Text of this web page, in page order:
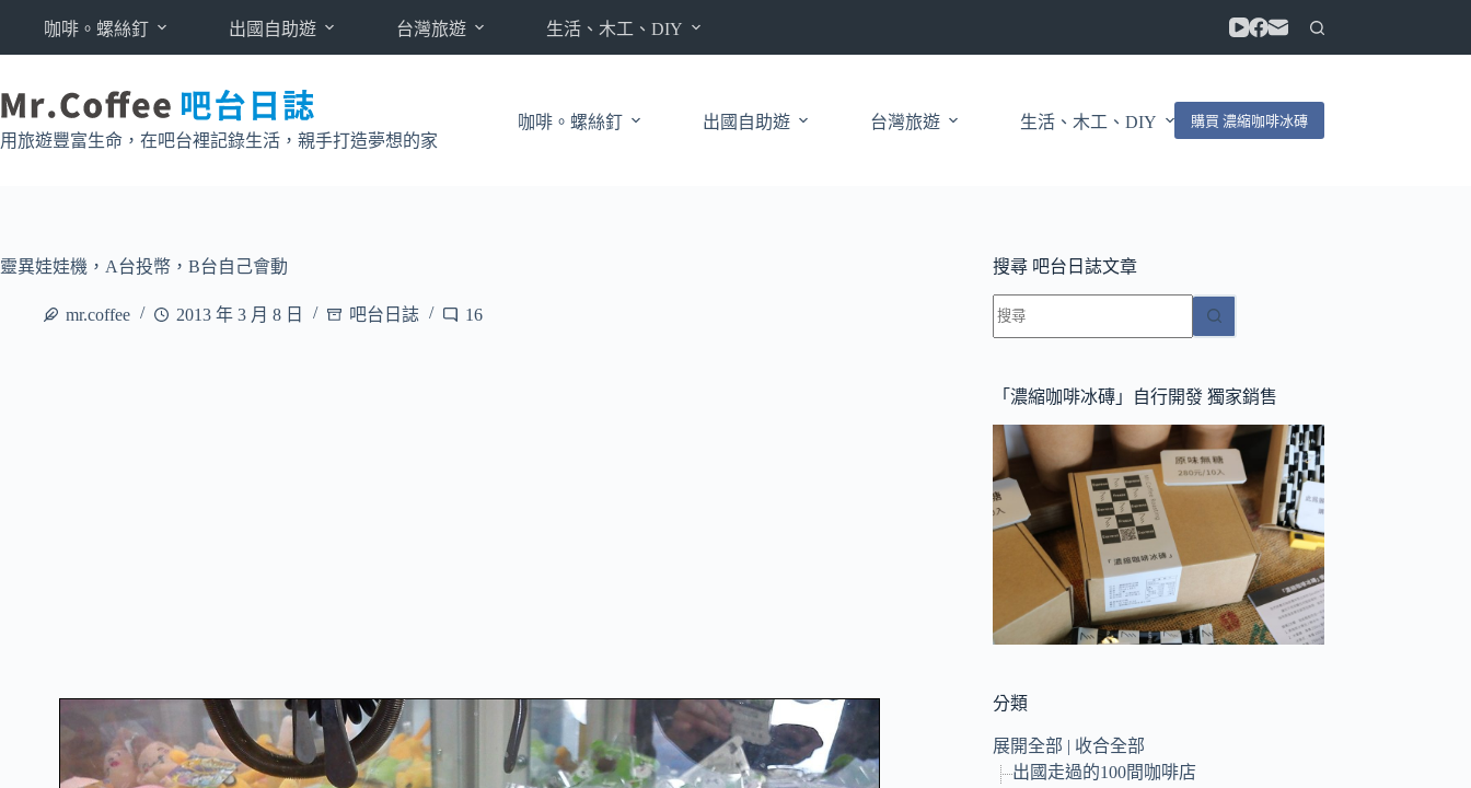
要
內
容
咖啡。螺絲釘 出國自助遊 台灣旅遊 生活、木工、DIY
用旅遊豐富生命，在吧台裡記錄生活，親手打造夢想的家
咖啡。螺絲釘 出國自助遊 台灣旅遊 生活、木工、DIY 購買 濃縮咖啡冰磚
靈異娃娃機，A台投幣，B台自己會動
mr.coffee 2013 年 3 月 8 日 吧台日誌 16
搜尋 吧台日誌文章
找
不
符
條
件
的
結
「濃縮咖啡冰磚」自行開發 獨家銷售
分類
展開全部 | 收合全部
出國走過的100間咖啡店